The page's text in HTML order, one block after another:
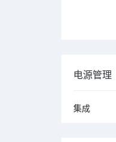
电源管理
集成